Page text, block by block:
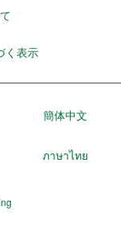
く表示
簡体中文
ภาษาไทย